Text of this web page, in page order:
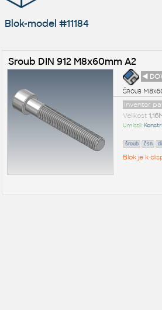
Blok-model #11184
Sroub DIN 912 M8x60mm A2
◄
Šroub
Inventor
Velikost
Umístil:
šroub čsn
Blok je k